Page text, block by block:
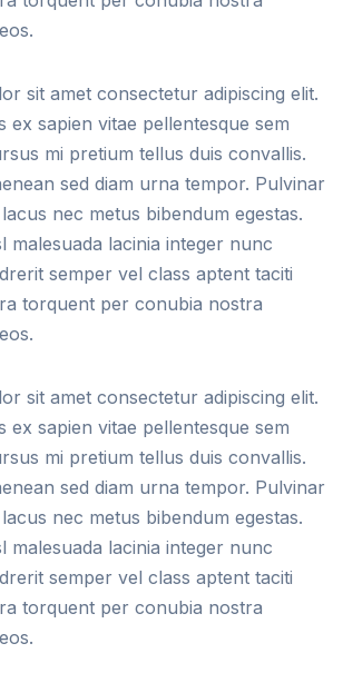
sit amet consectetur adipiscing elit.
ex sapien vitae pellentesque sem
mi pretium tellus duis convallis.
sed diam urna tempor. Pulvinar
nec metus bibendum egestas.
malesuada lacinia integer nunc
semper vel class aptent taciti
torquent per conubia nostra
sit amet consectetur adipiscing elit.
ex sapien vitae pellentesque sem
mi pretium tellus duis convallis.
sed diam urna tempor. Pulvinar
nec metus bibendum egestas.
malesuada lacinia integer nunc
semper vel class aptent taciti
torquent per conubia nostra